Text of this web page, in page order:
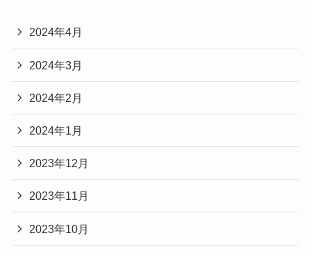
2024年4月
2024年3月
2024年2月
2024年1月
2023年12月
2023年11月
2023年10月